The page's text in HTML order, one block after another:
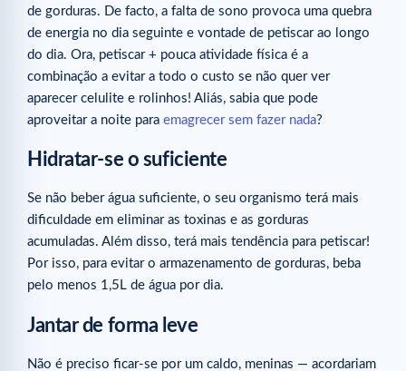
de gorduras. De facto, a falta de sono provoca uma quebra
de energia no dia seguinte e vontade de petiscar ao longo
do dia. Ora, petiscar + pouca atividade física é a
combinação a evitar a todo o custo se não quer ver
aparecer celulite e rolinhos! Aliás, sabia que pode
aproveitar a noite para emagrecer sem fazer nada?
Hidratar-se o suficiente
Se não beber água suficiente, o seu organismo terá mais
dificuldade em eliminar as toxinas e as gorduras
acumuladas. Além disso, terá mais tendência para petiscar!
Por isso, para evitar o armazenamento de gorduras, beba
pelo menos 1,5L de água por dia.
Jantar de forma leve
Não é preciso ficar-se por um caldo, meninas — acordariam